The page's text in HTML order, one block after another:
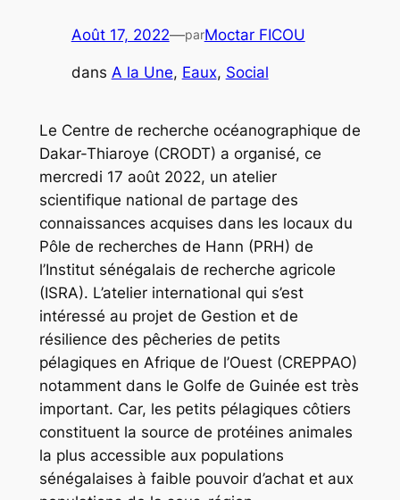
Août 17, 2022—parMoctar FICOU
dans A la Une, Eaux, Social
Le Centre de recherche océanographique de
Dakar-Thiaroye (CRODT) a organisé, ce
mercredi 17 août 2022, un atelier
scientifique national de partage des
connaissances acquises dans les locaux du
Pôle de recherches de Hann (PRH) de
l’Institut sénégalais de recherche agricole
(ISRA). L’atelier international qui s’est
intéressé au projet de Gestion et de
résilience des pêcheries de petits
pélagiques en Afrique de l’Ouest (CREPPAO)
notamment dans le Golfe de Guinée est très
important. Car, les petits pélagiques côtiers
constituent la source de protéines animales
la plus accessible aux populations
sénégalaises à faible pouvoir d’achat et aux